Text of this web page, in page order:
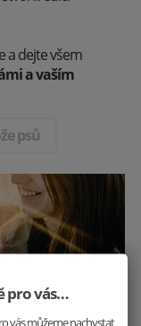
a dejte všem
a vaším
psů
pro vás…
vás můžeme nachystat